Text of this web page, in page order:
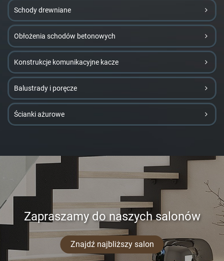
Schody drewniane
Obłożenia schodów betonowych
Konstrukcje komunikacyjne kacze
Balustrady i poręcze
Ścianki ażurowe
Zapraszamy do naszych salonów
Znajdź najbliższy salon